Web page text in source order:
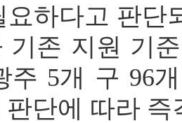
요하다고 판단
기존 지원 기
주 5개 구 96
단에 따라 즉